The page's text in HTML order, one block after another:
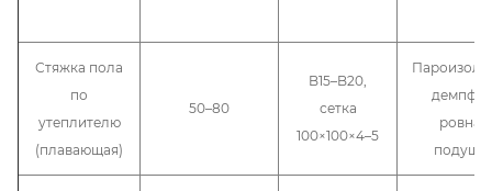
Стяжка пола
по
утеплителю
(плавающая)
50–80
B15–B20,
сетка
100×100×4–5
ровная